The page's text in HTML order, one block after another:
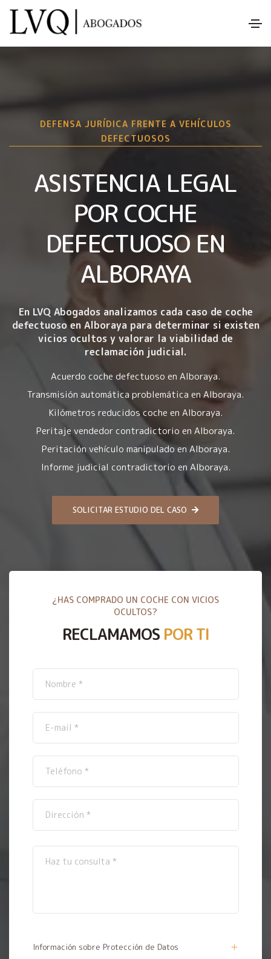
DEFENSA JURÍDICA FRENTE A VEHÍCULOS
DEFECTUOSOS
ASISTENCIA LEGAL
POR COCHE
DEFECTUOSO EN
ALBORAYA
En LVQ Abogados analizamos cada caso de coche
defectuoso en Alboraya para determinar si existen
vicios ocultos y valorar la viabilidad de
reclamación judicial.
Acuerdo coche defectuoso en Alboraya.
Transmisión automática problemática en Alboraya.
Kilómetros reducidos coche en Alboraya.
Peritaje vendedor contradictorio en Alboraya.
Peritación vehículo manipulado en Alboraya.
Informe judicial contradictorio en Alboraya.
SOLICITAR ESTUDIO DEL CASO
¿HAS COMPRADO UN COCHE CON VICIOS
OCULTOS?
RECLAMAMOS POR TI
Información sobre Protección de Datos